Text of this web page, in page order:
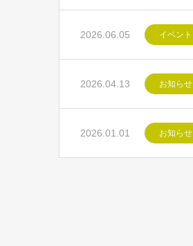
2026.06.05 イベント
2026.04.13 お知らせ
2026.01.01 お知らせ